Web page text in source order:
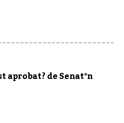
aprobat? de Senat*n